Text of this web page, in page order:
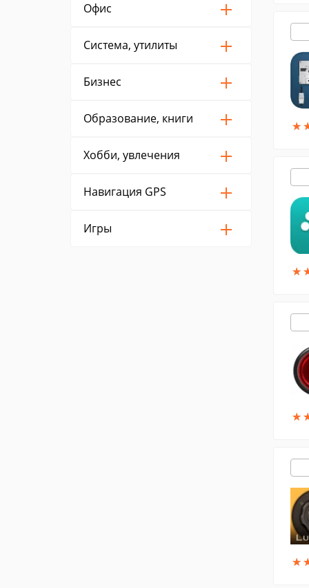
Офис
Система, утилиты
Бизнес
Образование, книги
Хобби, увлечения
Навигация GPS
Игры
★
★
★
★
★
★
★
★